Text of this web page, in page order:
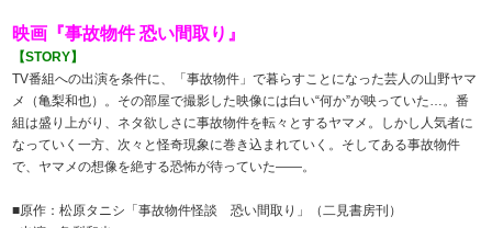
映画『事故物件 恐い間取り』
【STORY】
TV番組への出演を条件に、「事故物件」で暮らすことになった芸人の山野ヤマ
メ（亀梨和也）。その部屋で撮影した映像には白い“何か”が映っていた…。番
組は盛り上がり、ネタ欲しさに事故物件を転々とするヤマメ。しかし人気者に
なっていく一方、次々と怪奇現象に巻き込まれていく。そしてある事故物件
で、ヤマメの想像を絶する恐怖が待っていた――。
■原作：松原タニシ「事故物件怪談 恐い間取り」（二見書房刊）